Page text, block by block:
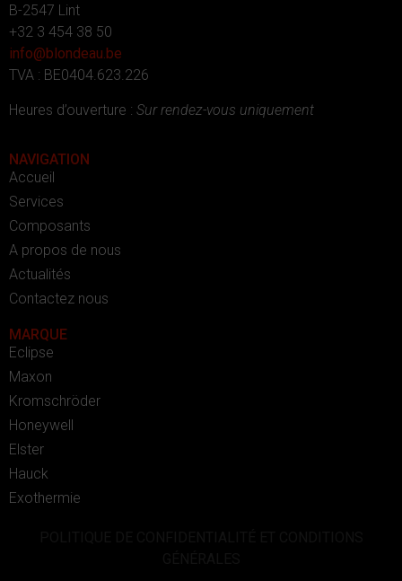
B-2547 Lint
+32 3 454 38 50
info@blondeau.be
TVA : BE0404.623.226
Heures d’ouverture : Sur rendez-vous uniquement
NAVIGATION
Accueil
Services
Composants
A propos de nous
Actualités
Contactez nous
MARQUE
Eclipse
Maxon
Kromschröder
Honeywell
Elster
Hauck
Exothermie